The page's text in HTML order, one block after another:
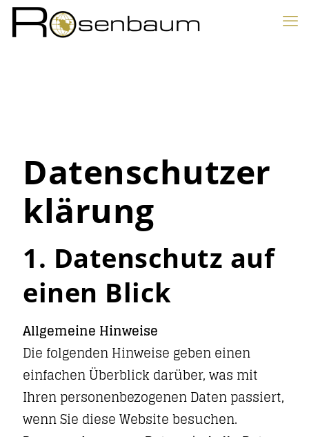
Datenschutzer
klärung
1. Datenschutz auf
einen Blick
Allgemeine Hinweise
Die folgenden Hinweise geben einen
einfachen Überblick darüber, was mit
Ihren personenbezogenen Daten passiert,
wenn Sie diese Website besuchen.